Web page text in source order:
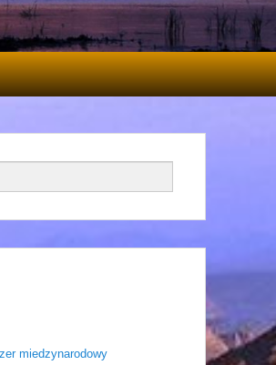
miedzynarodowy